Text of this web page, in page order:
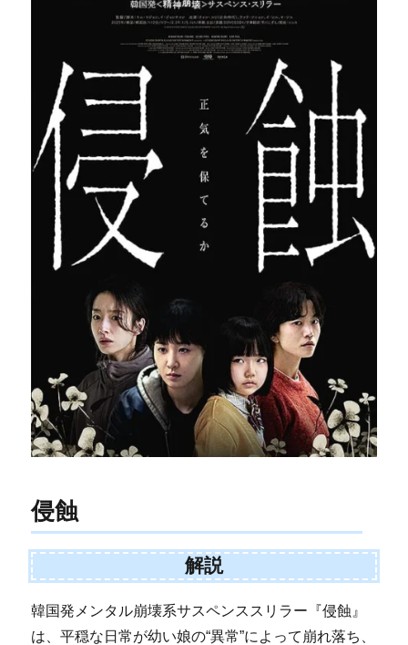
侵蝕
解説
韓国発メンタル崩壊系サスペンススリラー『侵蝕』
は、平穏な日常が幼い娘の“異常”によって崩れ落ち、